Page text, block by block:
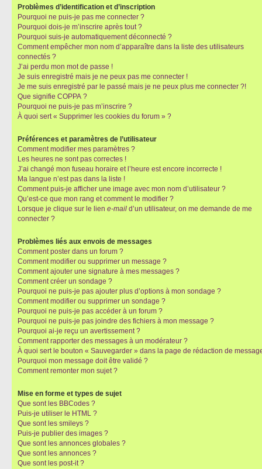
Problèmes d’identification et d’inscription
Pourquoi ne puis-je pas me connecter ?
Pourquoi dois-je m’inscrire après tout ?
Pourquoi suis-je automatiquement déconnecté ?
Comment empêcher mon nom d’apparaître dans la liste des utilisateurs
connectés ?
J’ai perdu mon mot de passe !
Je suis enregistré mais je ne peux pas me connecter !
Je me suis enregistré par le passé mais je ne peux plus me connecter ?!
Que signifie COPPA ?
Pourquoi ne puis-je pas m’inscrire ?
À quoi sert « Supprimer les cookies du forum » ?
Préférences et paramètres de l’utilisateur
Comment modifier mes paramètres ?
Les heures ne sont pas correctes !
J’ai changé mon fuseau horaire et l’heure est encore incorrecte !
Ma langue n’est pas dans la liste !
Comment puis-je afficher une image avec mon nom d’utilisateur ?
Qu’est-ce que mon rang et comment le modifier ?
Lorsque je clique sur le lien e-mail d’un utilisateur, on me demande de me
connecter ?
Problèmes liés aux envois de messages
Comment poster dans un forum ?
Comment modifier ou supprimer un message ?
Comment ajouter une signature à mes messages ?
Comment créer un sondage ?
Pourquoi ne puis-je pas ajouter plus d’options à mon sondage ?
Comment modifier ou supprimer un sondage ?
Pourquoi ne puis-je pas accéder à un forum ?
Pourquoi ne puis-je pas joindre des fichiers à mon message ?
Pourquoi ai-je reçu un avertissement ?
Comment rapporter des messages à un modérateur ?
À quoi sert le bouton « Sauvegarder » dans la page de rédaction de
Pourquoi mon message doit être validé ?
Comment remonter mon sujet ?
Mise en forme et types de sujet
Que sont les BBCodes ?
Puis-je utiliser le HTML ?
Que sont les smileys ?
Puis-je publier des images ?
Que sont les annonces globales ?
Que sont les annonces ?
Que sont les post-it ?